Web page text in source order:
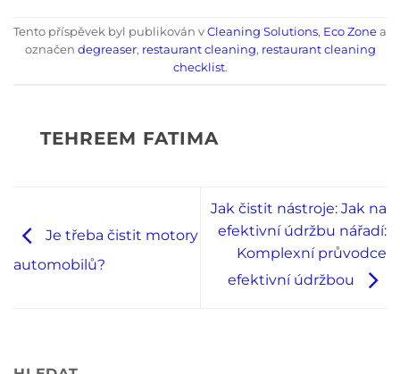
Tento příspěvek byl publikován v Cleaning Solutions, Eco Zone a
označen degreaser, restaurant cleaning, restaurant cleaning
checklist.
TEHREEM FATIMA
Je třeba čistit motory
automobilů?
Jak čistit nástroje: Jak na
efektivní údržbu nářadí:
Komplexní průvodce
efektivní údržbou